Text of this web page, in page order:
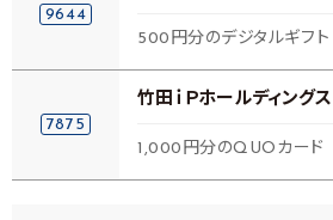
9644
500円分のデジタルギフト（
7875
竹田ｉＰホールディングス
1,000円分のQUOカード